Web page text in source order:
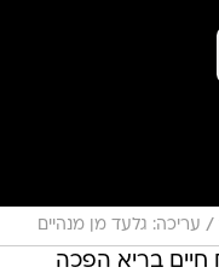
/ עריכה: גלעד מן מנהיים
חיים בריא הפכה